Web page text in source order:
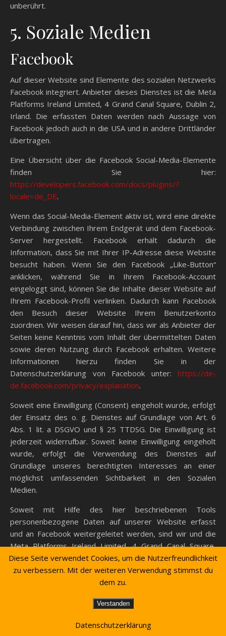
unberührt.
5. Soziale Medien
Facebook
Auf dieser Website sind Elemente des sozialen Netzwerks
Facebook integriert. Anbieter dieses Dienstes ist die Meta
Platforms Ireland Limited, 4 Grand Canal Square, Dublin 2,
Irland. Die erfassten Daten werden nach Aussage von
Facebook jedoch auch in die USA und in andere Drittländer
übertragen.
Eine Übersicht über die Facebook Social-Media-Elemente
finden Sie hier:
https://developers.facebook.com/docs/plugins/?
locale=de_DE.
Wenn das Social-Media-Element aktiv ist, wird eine direkte
Verbindung zwischen Ihrem Endgerät und dem Facebook-
Server hergestellt. Facebook erhält dadurch die
Information, dass Sie mit Ihrer IP-Adresse diese Website
besucht haben. Wenn Sie den Facebook „Like-Button“
anklicken, während Sie in Ihrem Facebook-Account
eingeloggt sind, können Sie die Inhalte dieser Website auf
Ihrem Facebook-Profil verlinken. Dadurch kann Facebook
den Besuch dieser Website Ihrem Benutzerkonto
zuordnen. Wir weisen darauf hin, dass wir als Anbieter der
Seiten keine Kenntnis vom Inhalt der übermittelten Daten
sowie deren Nutzung durch Facebook erhalten. Weitere
Informationen hierzu finden Sie in der
Datenschutzerklärung von Facebook unter: https://de-
de.facebook.com/privacy/explanation.
Soweit eine Einwilligung (Consent) eingeholt wurde, erfolgt
der Einsatz des o. g. Dienstes auf Grundlage von Art. 6
Abs. 1 lit. a DSGVO und § 25 TTDSG. Die Einwilligung ist
jederzeit widerrufbar. Soweit keine Einwilligung eingeholt
wurde, erfolgt die Verwendung des Dienstes auf
Grundlage unseres berechtigten Interesses an einer
möglichst umfassenden Sichtbarkeit in den Sozialen
Medien.
Soweit mit Hilfe des hier beschriebenen Tools
personenbezogene Daten auf unserer Website erfasst
und an Facebook weitergeleitet werden, sind wir und die
Meta Platforms Ireland Limited, 4 Grand Canal Square,
Grand Canal Harbour, Dublin 2, Irland gemeinsam für diese
Datenverarbeitung verantwortlich (Art. 26 DSGVO). Die
gemeinsame Verantwortlichkeit beschränkt sich dabei
Weitergabe an Facebook. Die nach der Weiterleitung
gemeinsamen Verantwortung. Die uns gemeinsam
Diese Seite verwendet Cookies, um die Nutzerfreundlichkeit
zu verbessern. Mit der weiteren Verwendung stimmst du
dem zu.
Verstanden
Datenschutzerklärung